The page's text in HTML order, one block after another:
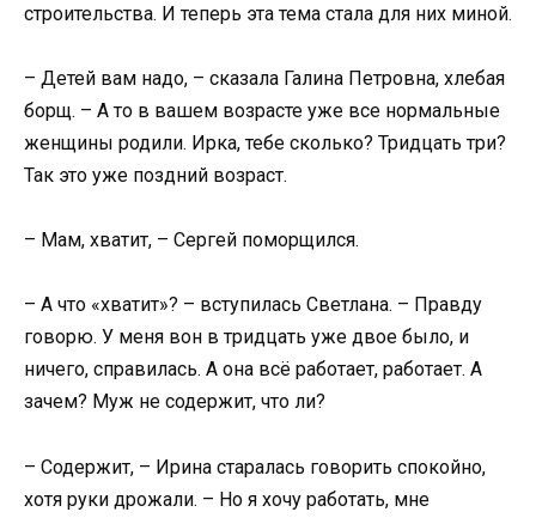
строительства. И теперь эта тема стала для них миной.
– Детей вам надо, – сказала Галина Петровна, хлебая
борщ. – А то в вашем возрасте уже все нормальные
женщины родили. Ирка, тебе сколько? Тридцать три?
Так это уже поздний возраст.
– Мам, хватит, – Сергей поморщился.
– А что «хватит»? – вступилась Светлана. – Правду
говорю. У меня вон в тридцать уже двое было, и
ничего, справилась. А она всё работает, работает. А
зачем? Муж не содержит, что ли?
– Содержит, – Ирина старалась говорить спокойно,
хотя руки дрожали. – Но я хочу работать, мне